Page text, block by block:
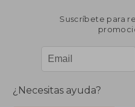
Suscríbete para
¿Necesitas ayuda?